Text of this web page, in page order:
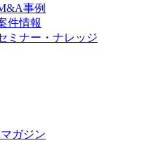
事例
件情報
ミナー・ナレッジ